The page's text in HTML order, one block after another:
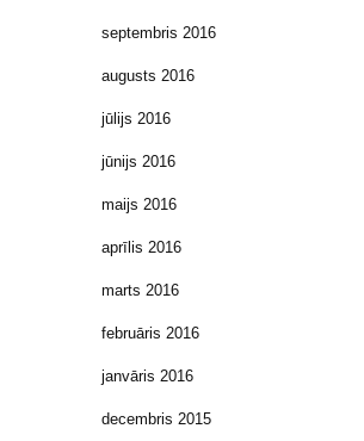
septembris 2016
augusts 2016
jūlijs 2016
jūnijs 2016
maijs 2016
aprīlis 2016
marts 2016
februāris 2016
janvāris 2016
decembris 2015